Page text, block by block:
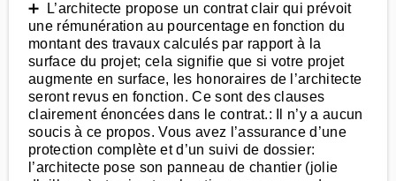
➕ L’architecte propose un contrat clair qui prévoit
une rémunération au pourcentage en fonction du
montant des travaux calculés par rapport à la
surface du projet; cela signifie que si votre projet
augmente en surface, les honoraires de l’architecte
seront revus en fonction. Ce sont des clauses
clairement énoncées dans le contrat.: Il n’y a aucun
soucis à ce propos. Vous avez l’assurance d’une
protection complète et d’un suivi de dossier:
l’architecte pose son panneau de chantier (jolie